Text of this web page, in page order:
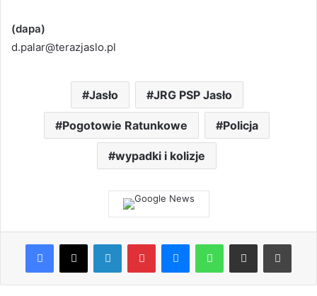
(dapa)
d.palar@terazjaslo.pl
Jasło JRG PSP Jasło
Pogotowie Ratunkowe Policja
wypadki i kolizje
Facebook
X LinkedInPinterestMessengerWhatsAppShare via Email Print